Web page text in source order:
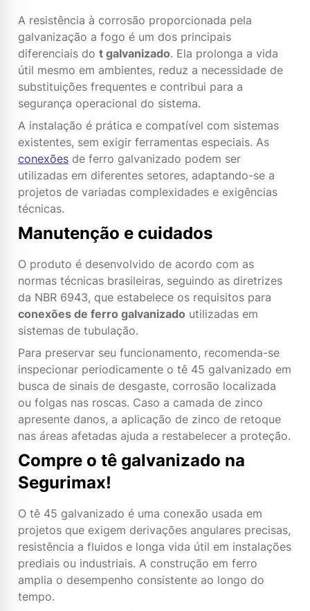
A resistência à corrosão proporcionada pela
galvanização a fogo é um dos principais
diferenciais do t galvanizado. Ela prolonga a vida
útil mesmo em ambientes, reduz a necessidade de
substituições frequentes e contribui para a
segurança operacional do sistema.
A instalação é prática e compatível com sistemas
existentes, sem exigir ferramentas especiais. As
conexões de ferro galvanizado podem ser
utilizadas em diferentes setores, adaptando-se a
projetos de variadas complexidades e exigências
técnicas.
Manutenção e cuidados
O produto é desenvolvido de acordo com as
normas técnicas brasileiras, seguindo as diretrizes
da NBR 6943, que estabelece os requisitos para
conexões de ferro galvanizado utilizadas em
sistemas de tubulação.
Para preservar seu funcionamento, recomenda-se
inspecionar periodicamente o tê 45 galvanizado em
busca de sinais de desgaste, corrosão localizada
ou folgas nas roscas. Caso a camada de zinco
apresente danos, a aplicação de zinco de retoque
nas áreas afetadas ajuda a restabelecer a proteção.
Compre o tê galvanizado na
Segurimax!
O tê 45 galvanizado é uma conexão usada em
projetos que exigem derivações angulares precisas,
resistência a fluidos e longa vida útil em instalações
prediais ou industriais. A construção em ferro
amplia o desempenho consistente ao longo do
tempo.